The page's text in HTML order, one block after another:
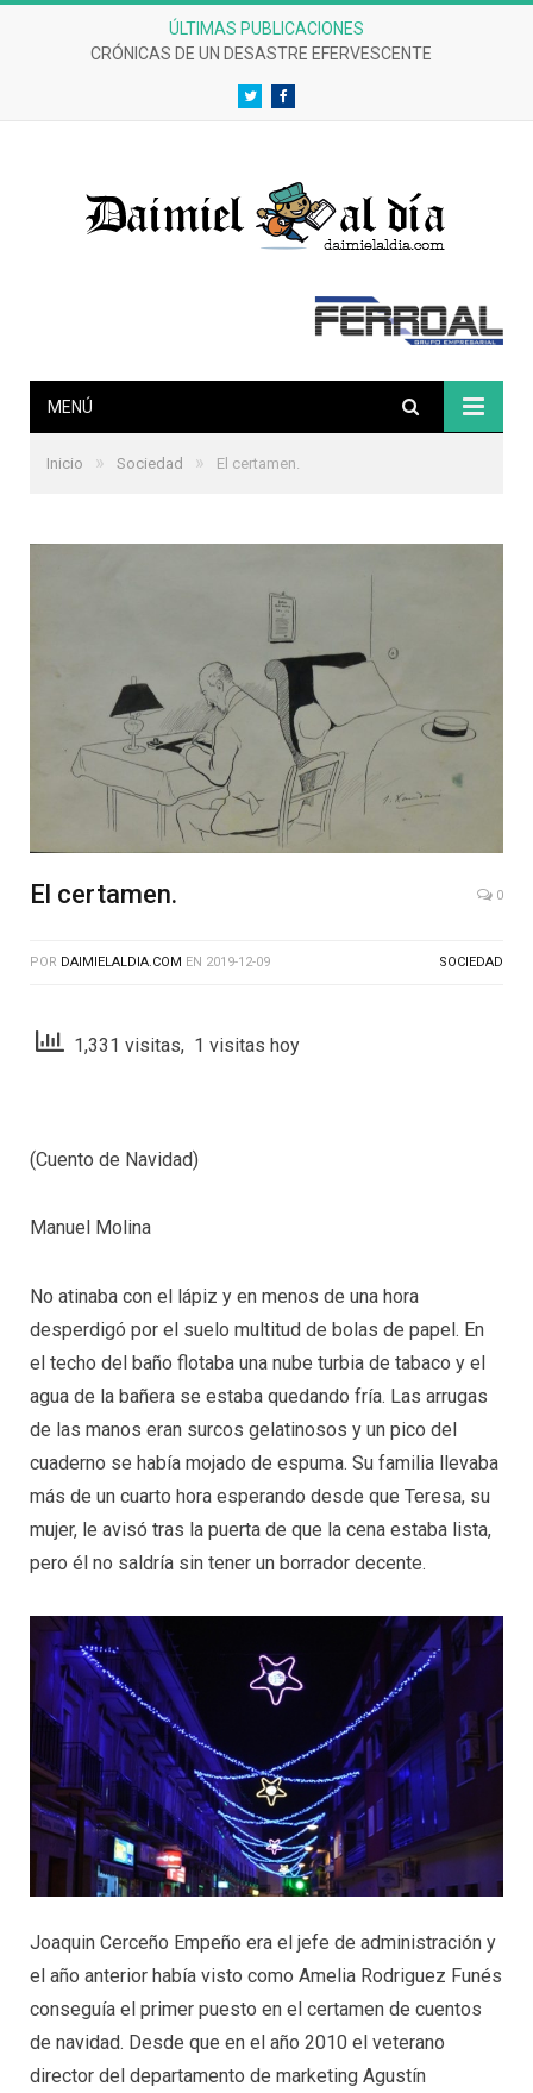
ÚLTIMAS PUBLICACIONES
CRÓNICAS DE UN DESASTRE EFERVESCENTE
TwitterFacebook
MENÚ
Inicio » Sociedad » El certamen.
El certamen. 0
POR DAIMIELALDIA.COM EN 2019-12-09 SOCIEDAD
1,331 visitas, 1 visitas hoy
(Cuento de Navidad)
Manuel Molina
No atinaba con el lápiz y en menos de una hora
desperdigó por el suelo multitud de bolas de papel. En
el techo del baño flotaba una nube turbia de tabaco y el
agua de la bañera se estaba quedando fría. Las arrugas
de las manos eran surcos gelatinosos y un pico del
cuaderno se había mojado de espuma. Su familia llevaba
más de un cuarto hora esperando desde que Teresa, su
mujer, le avisó tras la puerta de que la cena estaba lista,
pero él no saldría sin tener un borrador decente.
Joaquin Cerceño Empeño era el jefe de administración y
el año anterior había visto como Amelia Rodriguez Funés
conseguía el primer puesto en el certamen de cuentos
de navidad. Desde que en el año 2010 el veterano
director del departamento de marketing Agustín